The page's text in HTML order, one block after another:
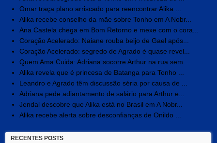
Omar traça plano arriscado para reencontrar Alika ...
Alika recebe conselho da mãe sobre Tonho em A Nobr...
Ana Castela chega em Bom Retorno e mexe com o cora...
Coração Acelerado: Naiane rouba beijo de Gael após...
Coração Acelerado: segredo de Agrado é quase revel...
Quem Ama Cuida: Adriana socorre Arthur na rua sem ...
Alika revela que é princesa de Batanga para Tonho ...
Leandro e Agrado têm discussão séria por causa de ...
Adriana pede adiantamento de salário para Arthur e...
Jendal descobre que Alika está no Brasil em A Nobr...
Alika recebe alerta sobre desconfianças de Onildo ...
RECENTES POSTS